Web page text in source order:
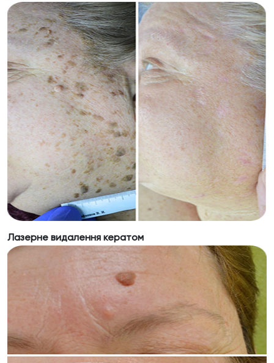
Лазерне видалення кератом